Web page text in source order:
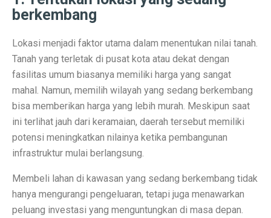
Desain Rumah Minimalis, Tampilan Menarik!
Lukisan Raden Saleh: Ikon Seni Nusantara
Mengungkap Pengalaman Suara Hebat di Galaxy
Laptop Lokal Harga 2 Jutaan dengan Spesifikasi
Rahasia iPhone 17 Pro Max Tahan Panas: Teknologi
Detoks Digital untuk Gen Z, Tenangkan Pikiran?
5 HP Android Tercepat 2025 dengan Snapdragon 8
Laptop Murah 4 Jutaan untuk Pelajar Aktif, Tugas
berkembang
Lokasi menjadi faktor utama dalam menentukan nilai tanah.
Tanah yang terletak di pusat kota atau dekat dengan
fasilitas umum biasanya memiliki harga yang sangat
mahal. Namun, memilih wilayah yang sedang berkembang
bisa memberikan harga yang lebih murah. Meskipun saat
ini terlihat jauh dari keramaian, daerah tersebut memiliki
potensi meningkatkan nilainya ketika pembangunan
infrastruktur mulai berlangsung.
Membeli lahan di kawasan yang sedang berkembang tidak
hanya mengurangi pengeluaran, tetapi juga menawarkan
peluang investasi yang menguntungkan di masa depan.